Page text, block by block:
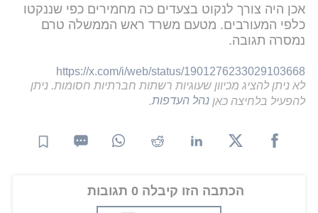
אכן היה צורך לנקוט בצעדים כה מחמירים כפי שננקטו
כלפי המעורבים. מטעם משרד ראש הממשלה טרם
נמסרה תגובה.
https://x.com/i/web/status/1901276233029103668
לא ניתן להציג מכיוון שעוגיות רשתות חברתיות חסומות. ניתן
להפעיל בלחיצה כאן נהל העדפות
הכתבה הזו קיבלה 0 תגובות